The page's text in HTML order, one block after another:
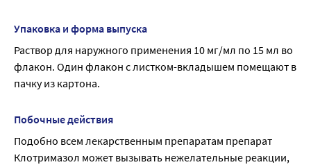
началом применения препарата проконсультируйтесь с
Препарат Клотримазол допускается применять во время
беременности под наблюдением врача.
Особые указания:
проконсультируйтесь с лечащим врачом или работником
аптеки.
Беременность и период грудного вскармливания
Упаковка и форма выпуска
Раствор для наружного применения 10 мг/мл по 15 мл во
флакон. Один флакон с листком-вкладышем помещают в
пачку из картона.
Побочные действия
Подобно всем лекарственным препаратам препарат
Клотримазол может вызывать нежелательные реакции,